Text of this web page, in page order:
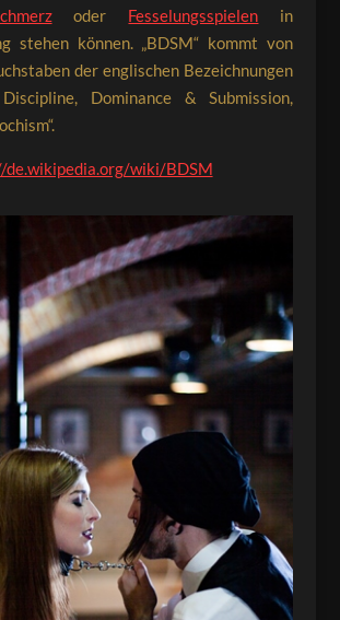
oder Fesselungsspielen in
stehen können. „BDSM“ kommt von
der englischen Bezeichnungen
Dominance & Submission,
de.wikipedia.org/wiki/BDSM